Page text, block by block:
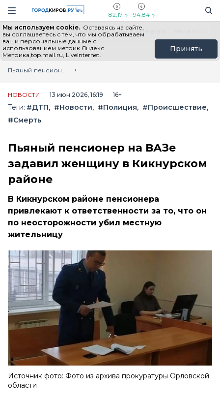
Навигация сайта
82,17 94,84
Мы используем cookie. Оставаясь на сайте,
вы соглашаетесь с тем, что мы обрабатываем
ваши персональные данные с
использованием метрик Яндекс
Метрика,top.mail.ru, LiveInternet.
Принять
Выборы - 2026 Все новости Мы в Telegram
Главная
Лента новостей
Пьяный пенсионер на ВАЗе задавил женщину в Кикнурском районе
НОВОСТИ 13 июн 2026, 16:19 16+
Теги: #ДТП #Новости #Полиция
#Происшествие
#Смерть
Пьяный пенсионер на ВАЗе
задавил женщину в Кикнурском
районе
В Кикнурском районе пенсионера
привлекают к ответственности за то, что он
по неосторожности убил местную
жительницу
Источник фото: Фото из архива прокуратуры Орловской
области